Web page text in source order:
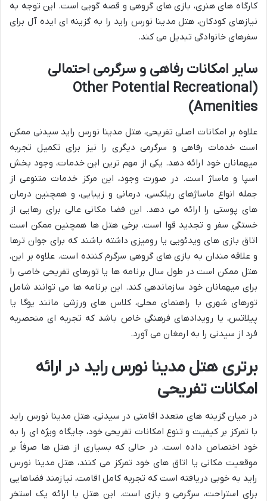
کارگاه های هنری، بازی های گروهی و قصه گویی است. این توجه به
نیازهای کودکان، هتل مدینا نورس راید را به گزینه ای ایده آل برای
سفرهای خانوادگی تبدیل می کند.
سایر امکانات رفاهی و سرگرمی احتمالی
(Other Potential Recreational
Amenities)
علاوه بر امکانات اصلی تفریحی، هتل مدینا نورس راید سیدنی ممکن
است خدمات رفاهی و سرگرمی دیگری را نیز برای تکمیل تجربه
میهمانان خود ارائه دهد. یکی از مهم ترین این خدمات، وجود بخش
اسپا و ماساژ است. در صورت وجود، این مرکز خدمات متنوعی از
جمله انواع ماساژهای ریلکسی، درمانی و زیبایی، و همچنین درمان
های پوستی را ارائه می دهد. این فضا مکانی عالی برای رهایی از
خستگی سفر و تجدید قوا است. برخی هتل ها همچنین ممکن است
اتاق بازی های ویدئویی یا رومیزی داشته باشند که برای جوان ترها
و علاقه مندان به بازی های گروهی سرگرم کننده است. علاوه بر این،
هتل ممکن است در طول سال برنامه ها یا تورهای تفریحی خاصی را
برای میهمانان خود سازماندهی کند. این برنامه ها می توانند شامل
تورهای شهری با راهنمای محلی، کلاس های ورزشی مانند یوگا یا
پیلاتس، یا رویدادهای فرهنگی خاص باشد که تجربه ای منحصربه
فرد از سیدنی را به ارمغان می آورد.
برتری هتل مدینا نورس راید در ارائه
امکانات تفریحی
در میان گزینه های متعدد اقامتی در سیدنی، هتل مدینا نورس راید
با تمرکز بر کیفیت و تنوع امکانات تفریحی خود، جایگاه ویژه ای را به
خود اختصاص داده است. در حالی که بسیاری از هتل ها صرفاً بر
موقعیت مکانی یا اتاق های خود تمرکز می کنند، هتل مدینا نورس
راید به خوبی دریافته است که تجربه کامل اقامت، نیازمند فضاهایی
برای استراحت، سرگرمی و بازی است. این هتل با ارائه یک استخر